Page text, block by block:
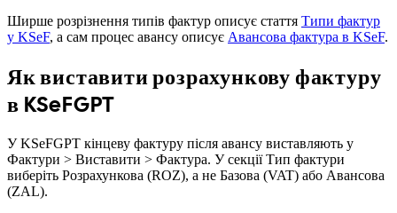
Ширше розрізнення типів фактур описує стаття Типи фактур
у KSeF, а сам процес авансу описує Авансова фактура в KSeF.
Як виставити розрахункову фактуру
в KSeFGPT
У KSeFGPT кінцеву фактуру після авансу виставляють у
Фактури > Виставити > Фактура. У секції Тип фактури
виберіть Розрахункова (ROZ), а не Базова (VAT) або Авансова
(ZAL).